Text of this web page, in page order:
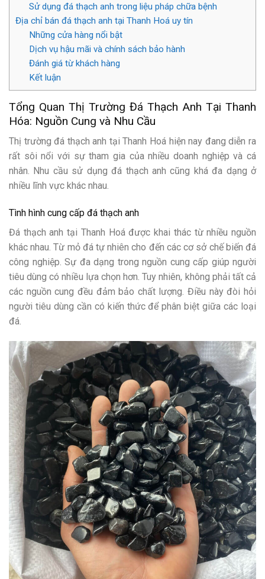
Sử dụng đá thạch anh trong liệu pháp chữa bệnh
Địa chỉ bán đá thạch anh tại Thanh Hoá uy tín
Những cửa hàng nổi bật
Dịch vụ hậu mãi và chính sách bảo hành
Đánh giá từ khách hàng
Kết luận
Tổng Quan Thị Trường Đá Thạch Anh Tại Thanh
Hóa: Nguồn Cung và Nhu Cầu
Thị trường đá thạch anh tại Thanh Hoá hiện nay đang diễn ra
rất sôi nổi với sự tham gia của nhiều doanh nghiệp và cá
nhân. Nhu cầu sử dụng đá thạch anh cũng khá đa dạng ở
nhiều lĩnh vực khác nhau.
Tình hình cung cấp đá thạch anh
Đá thạch anh tại Thanh Hoá được khai thác từ nhiều nguồn
khác nhau. Từ mỏ đá tự nhiên cho đến các cơ sở chế biến đá
công nghiệp. Sự đa dạng trong nguồn cung cấp giúp người
tiêu dùng có nhiều lựa chọn hơn. Tuy nhiên, không phải tất cả
các nguồn cung đều đảm bảo chất lượng. Điều này đòi hỏi
người tiêu dùng cần có kiến thức để phân biệt giữa các loại
đá.